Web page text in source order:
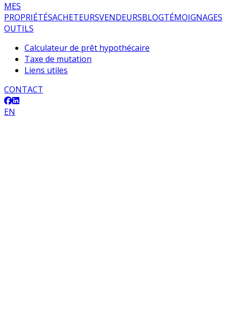
MES
PROPRIÉTÉSACHETEURSVENDEURSBLOGTÉMOIGNAGES
OUTILS
Calculateur de prêt hypothécaire
Taxe de mutation
Liens utiles
CONTACT
EN